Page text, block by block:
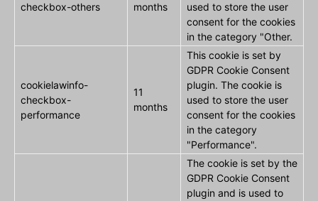
checkbox-others
months
used to store the user
consent for the cookies
in the category "Other.
cookielawinfo-
checkbox-
performance
11
months
This cookie is set by
GDPR Cookie Consent
plugin. The cookie is
used to store the user
consent for the cookies
in the category
"Performance".
The cookie is set by the
GDPR Cookie Consent
plugin and is used to